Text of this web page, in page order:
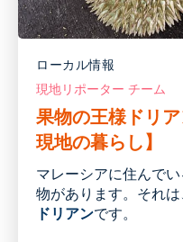
ローカル情報
現地リポーター チーム
果物の王様ドリ
現地の暮らし】
マレーシアに住んで
物があります。 それは
ドリアンです。